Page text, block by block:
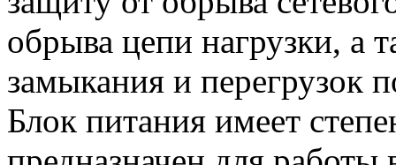
обрыва цепи нагрузки, а
замыкания и перегрузок
Блок питания имеет